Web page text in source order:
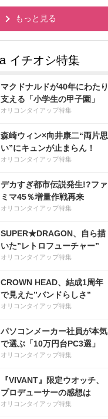
もっと見る
マクドナルドが40年にわたり
支える「小学生の甲子園」
オリコンタイアップ特集
森崎ウィン×向井康二“両片思
い”にキュンが止まらん！
オリコンタイアップ特集
デカすぎ都市伝説発生!?ファ
ミマ45％増量作戦再来
オリコンタイアップ特集
SUPER★DRAGON、自ら描
いた”レトロフューチャー”
オリコンタイアップ特集
CROWN HEAD、結成1周年
で見えた”バンドらしさ”
オリコンタイアップ特集
パソコンメーカー社員が本気
で選ぶ「10万円台PC3選」
オリコンタイアップ特集
『VIVANT』限定ウオッチ、
プロデューサーの感想は
オリコンタイアップ特集